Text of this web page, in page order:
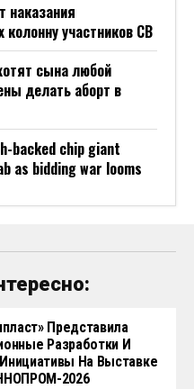
наказания
колонну участников СВ
сына любой
делать аборт в
backed chip giant
as bidding war looms
Представила
Разработки И
На Выставке
2026